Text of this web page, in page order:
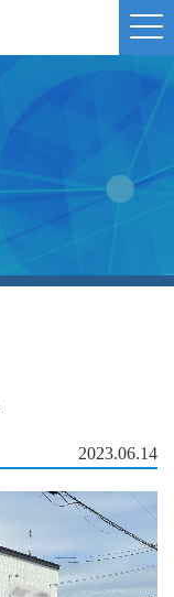
2023.06.14